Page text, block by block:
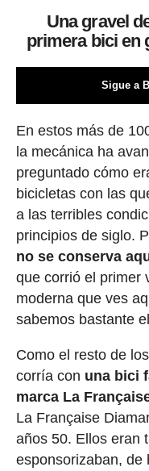
Una gravel
primera bici en
Sigue a
En estos más de
la mecánica ha
preguntado cómo
bicicletas con las
a las terribles
principios de siglo.
no se conserva
que corrió el primer
moderna que ves
sabemos bastante
Como el resto de
corría con una bici
marca La
La Française
años 50. Ellos eran
esponsorizaban, de